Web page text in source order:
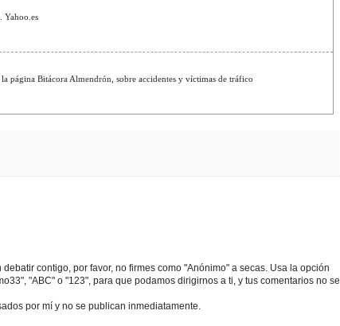
Yahoo.es
página Bitácora Almendrón, sobre accidentes y víctimas de tráfico
contigo, por favor, no firmes como "Anónimo" a secas. Usa la opción
"ABC" o "123", para que podamos dirigirnos a ti, y tus comentarios no se
por mí y no se publican inmediatamente.